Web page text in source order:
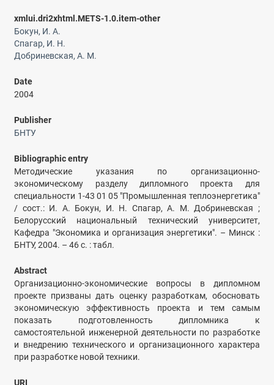
xmlui.dri2xhtml.METS-1.0.item-other
Бокун, И. А.
Спагар, И. Н.
Добриневская, А. М.
Date
2004
Publisher
БНТУ
Bibliographic entry
Методические указания по организационно-
экономическому разделу дипломного проекта для
специальности 1-43 01 05 "Промышленная теплоэнергетика"
/ сост.: И. А. Бокун, И. Н. Спагар, А. М. Добриневская ;
Белорусский национальный технический университет,
Кафедра "Экономика и организация энергетики". – Минск :
БНТУ, 2004. – 46 с. : табл.
Abstract
Организационно-экономические вопросы в дипломном
проекте призваны дать оценку разработкам, обосновать
экономическую эффективность проекта и тем самым
показать подготовленность дипломника к
самостоятельной инженерной деятельности по разработке
и внедрению технического и организационного характера
при разработке новой техники.
URI